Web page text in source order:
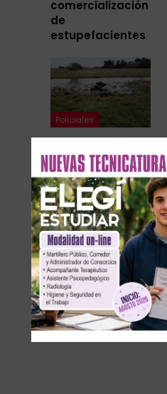
comercialización
de
estupefacientes
Policiales
Choque entre un
camión y un auto
en la Ruta 3: un
vecino de
Olavarría fue
rescatado…
ANTERIOR SIGUIENTE